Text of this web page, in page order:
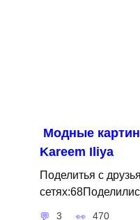
Модные
Kareem Iliya
Поделитья с
3 470